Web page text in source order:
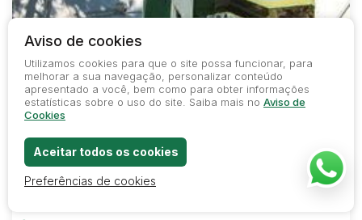
Lote 19
COD.28119 SEM LICITANTES
Apartamentos
Apartamento com área privativa de 48,59 m² e 1 vaga de garagem -
Aviso de cookies
Utilizamos cookies para que o site possa funcionar, para
melhorar a sua navegação, personalizar conteúdo
apresentado a você, bem como para obter informações
estatísticas sobre o uso do site. Saiba mais no Aviso de
Cookies
Aceitar todos os cookies
Preferências de cookies